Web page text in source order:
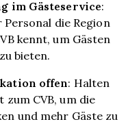
im Gästeservice:
die Region
kennt, um Gästen
bieten.
offen: Halten
CVB, um die
und mehr Gäste zu